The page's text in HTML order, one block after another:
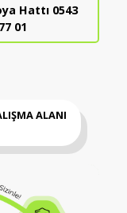
Hattı 0543
01
ALANI